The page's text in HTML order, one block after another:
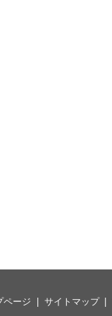
ページ サイトマップ